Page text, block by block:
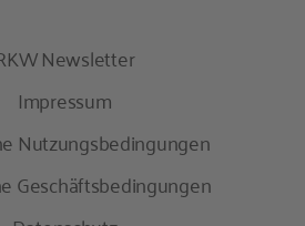
Newsletter
Impressum
Nutzungsbedingungen
Geschäftsbedingungen